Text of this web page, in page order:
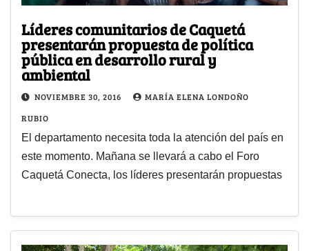
Líderes comunitarios de Caquetá
presentarán propuesta de política
pública en desarrollo rural y
ambiental
NOVIEMBRE 30, 2016
MARÍA ELENA LONDOÑO
RUBIO
El departamento necesita toda la atención del país en
este momento. Mañana se llevará a cabo el Foro
Caquetá Conecta, los líderes presentarán propuestas